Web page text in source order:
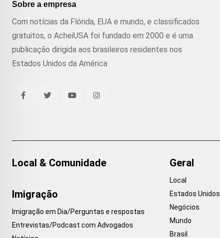
Sobre a empresa
Com notícias da Flórida, EUA e mundo, e classificados
gratuitos, o AcheiUSA foi fundado em 2000 e é uma
publicação dirigida aos brasileiros residentes nos
Estados Unidos da América
Local & Comunidade
Imigração
Imigração em Dia/Perguntas e respostas
Entrevistas/Podcast com Advogados
Geral
Local
Estados Unidos
Negócios
Mundo
Brasil